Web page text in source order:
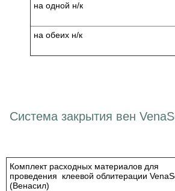
на одной н/к
на обеих н/к
Система закрытия вен
Комплект расходных материалов для
проведения клеевой облитерации
(Венасил)